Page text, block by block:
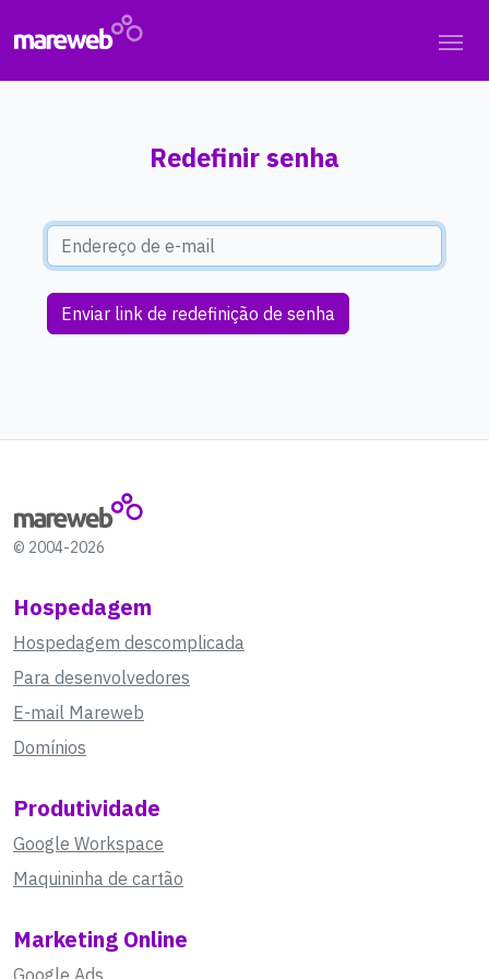
Redefinir senha
Enviar link de redefinição de senha
© 2004-2026
Hospedagem
Hospedagem descomplicada
Para desenvolvedores
E-mail Mareweb
Domínios
Produtividade
Google Workspace
Maquininha de cartão
Marketing Online
Google Ads